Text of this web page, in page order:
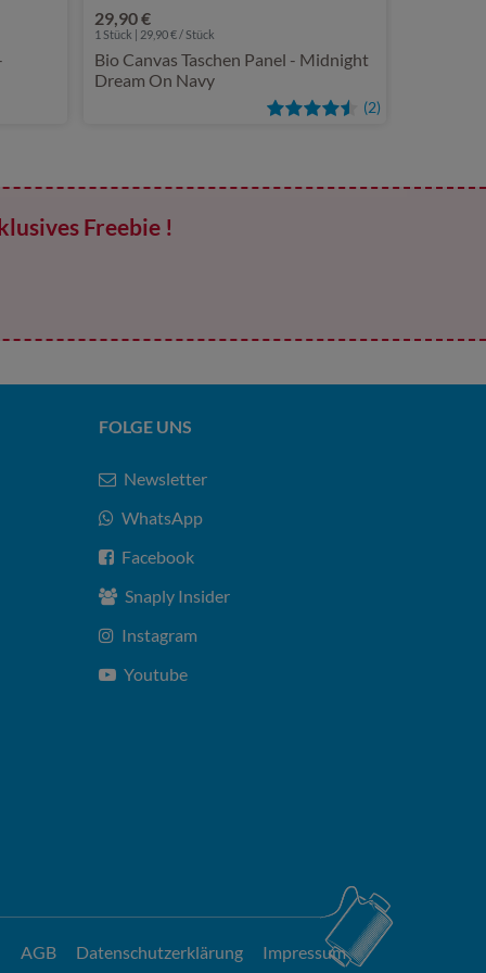
(2)
29,90 €
1 Stück | 29,90 € / Stück
Bio Canvas Taschen Panel - Midnight
Dream On Navy
Freebie !
FOLGE UNS
Newsletter
WhatsApp
Facebook
Snaply Insider
Instagram
Youtube
AGB Datenschutzerklärung Impressum